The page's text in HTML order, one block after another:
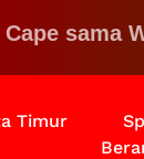
sama
Timur